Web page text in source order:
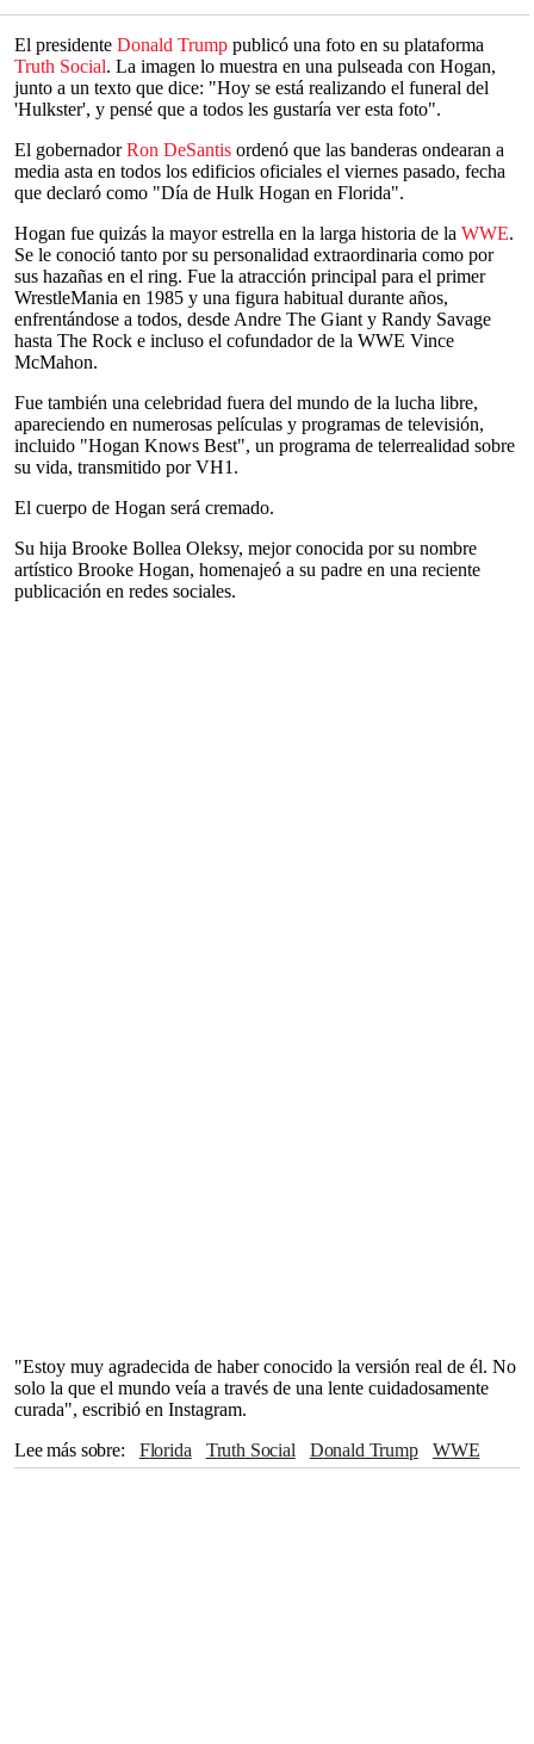
El presidente Donald Trump publicó una foto en su plataforma
Truth Social. La imagen lo muestra en una pulseada con Hogan,
junto a un texto que dice: "Hoy se está realizando el funeral del
'Hulkster', y pensé que a todos les gustaría ver esta foto".
El gobernadorRon DeSantis ordenó que las banderas ondearan a
media asta en todos los edificios oficiales el viernes pasado, fecha
que declaró como "Día de Hulk Hogan en Florida".
Hogan fue quizás la mayor estrella en la larga historia de la WWE.
Se le conoció tanto por su personalidad extraordinaria como por
sus hazañas en el ring. Fue la atracción principal para el primer
WrestleMania en 1985 y una figura habitual durante años,
enfrentándose a todos, desde Andre The Giant y Randy Savage
hasta The Rock e incluso el cofundador de la WWE Vince
McMahon.
Fue también una celebridad fuera del mundo de la lucha libre,
apareciendo en numerosas películas y programas de televisión,
incluido "Hogan Knows Best", un programa de telerrealidad sobre
su vida, transmitido por VH1.
El cuerpo de Hogan será cremado.
Su hija Brooke Bollea Oleksy, mejor conocida por su nombre
artístico Brooke Hogan, homenajeó a su padre en una reciente
publicación en redes sociales.
"Estoy muy agradecida de haber conocido la versión real de él. No
solo la que el mundo veía a través de una lente cuidadosamente
curada", escribió en Instagram.
Lee más sobre
Florida Truth Social Donald Trump
WWE